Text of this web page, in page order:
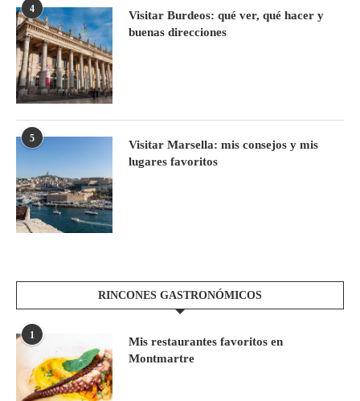
4
Visitar Burdeos: qué ver, qué hacer y
buenas direcciones
5
Visitar Marsella: mis consejos y mis
lugares favoritos
RINCONES GASTRONÓMICOS
1
Mis restaurantes favoritos en
Montmartre